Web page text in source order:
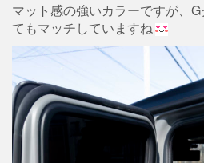
マット感の強いカラーですが、
てもマッチしていますね